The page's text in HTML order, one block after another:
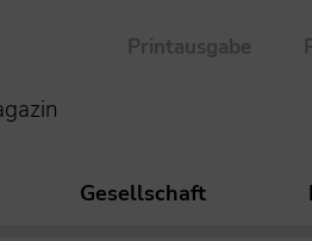
Printausgabe
Gesellschaft